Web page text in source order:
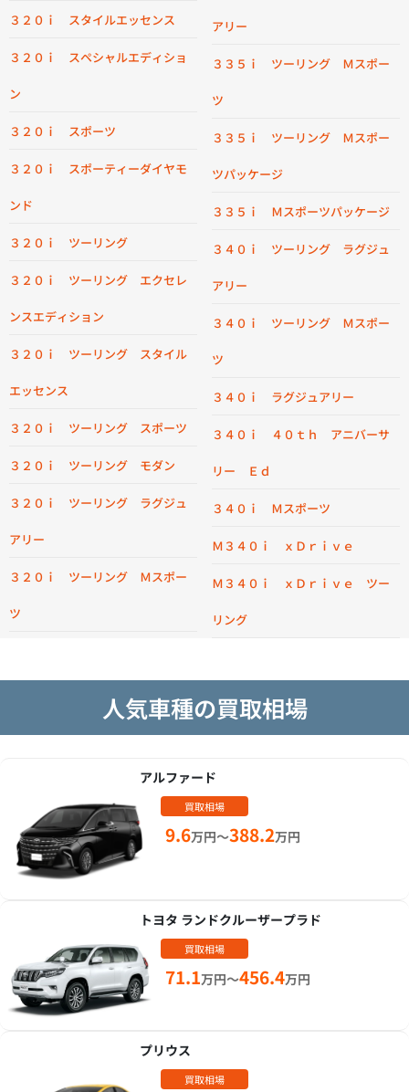
３２０ｉ スタイルエッセンス
３２０ｉ スペシャルエディショ
ン
３２０ｉ スポーツ
３２０ｉ スポーティーダイヤモ
ンド
３２０ｉ ツーリング
３２０ｉ ツーリング エクセレ
ンスエディション
３２０ｉ ツーリング スタイル
エッセンス
３２０ｉ ツーリング スポーツ
３２０ｉ ツーリング モダン
３２０ｉ ツーリング ラグジュ
アリー
３２０ｉ ツーリング Ｍスポー
ツ
アリー
３３５ｉ ツーリング Ｍスポー
ツ
３３５ｉ ツーリング Ｍスポー
ツパッケージ
３３５ｉ Ｍスポーツパッケージ
３４０ｉ ツーリング ラグジュ
アリー
３４０ｉ ツーリング Ｍスポー
ツ
３４０ｉ ラグジュアリー
３４０ｉ ４０ｔｈ アニバーサ
リー Ｅｄ
３４０ｉ Ｍスポーツ
Ｍ３４０ｉ ｘＤｒｉｖｅ
Ｍ３４０ｉ ｘＤｒｉｖｅ ツー
リング
人気車種の買取相場
アルファード
買取相場
9.6万円～388.2万円
トヨタ ランドクルーザープラド
買取相場
71.1万円～456.4万円
プリウス
買取相場